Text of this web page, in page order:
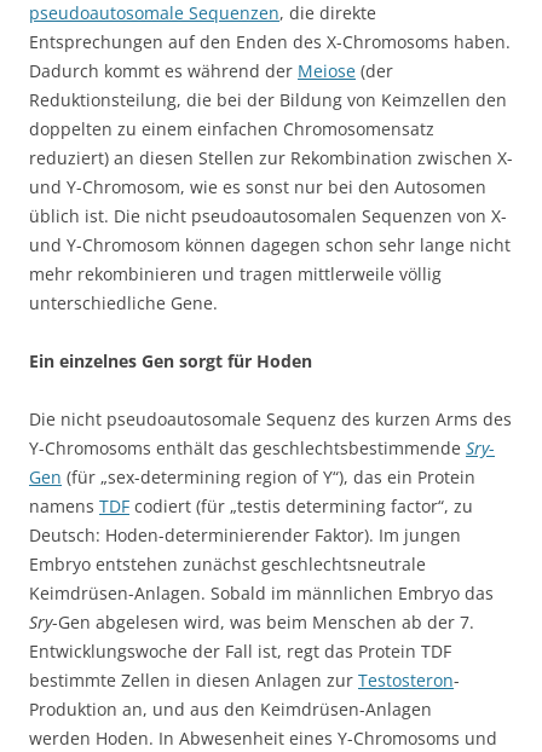
pseudoautosomale Sequenzen, die direkte
Entsprechungen auf den Enden des X-Chromosoms haben.
Dadurch kommt es während der Meiose (der
Reduktionsteilung, die bei der Bildung von Keimzellen den
doppelten zu einem einfachen Chromosomensatz
reduziert) an diesen Stellen zur Rekombination zwischen X-
und Y-Chromosom, wie es sonst nur bei den Autosomen
üblich ist. Die nicht pseudoautosomalen Sequenzen von X-
und Y-Chromosom können dagegen schon sehr lange nicht
mehr rekombinieren und tragen mittlerweile völlig
unterschiedliche Gene.
Ein einzelnes Gen sorgt für Hoden
Die nicht pseudoautosomale Sequenz des kurzen Arms des
Y-Chromosoms enthält das geschlechtsbestimmende Sry-
Gen (für „sex-determining region of Y“), das ein Protein
namens TDF codiert (für „testis determining factor“, zu
Deutsch: Hoden-determinierender Faktor). Im jungen
Embryo entstehen zunächst geschlechtsneutrale
Keimdrüsen-Anlagen. Sobald im männlichen Embryo das
Sry-Gen abgelesen wird, was beim Menschen ab der 7.
Entwicklungswoche der Fall ist, regt das Protein TDF
bestimmte Zellen in diesen Anlagen zur Testosteron-
Produktion an, und aus den Keimdrüsen-Anlagen
werden Hoden. In Abwesenheit eines Y-Chromosoms und